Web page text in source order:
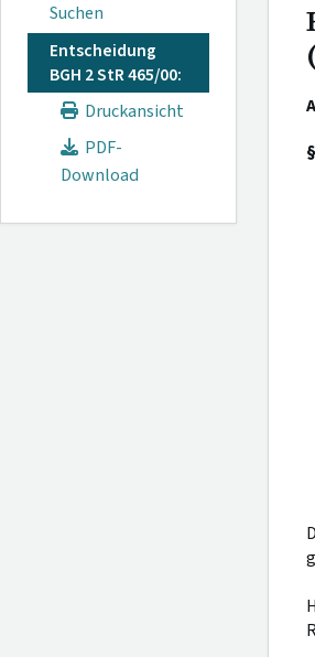
Suchen
Entscheidung
BGH 2 StR 465/00:
Druckansicht
PDF-
Download
§